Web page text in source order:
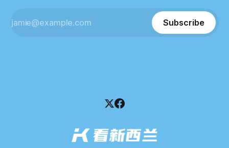
在核查资产出售是否符合市
Subscribe